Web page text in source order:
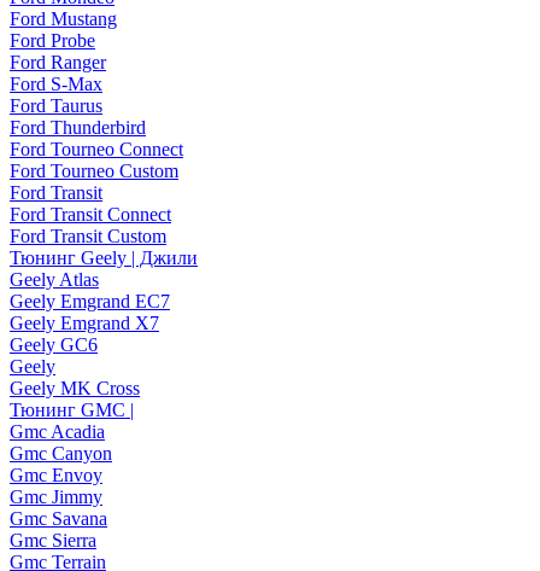
Ford Mustang
Ford Probe
Ford Ranger
Ford S-Max
Ford Taurus
Ford Thunderbird
Ford Tourneo Connect
Ford Tourneo Custom
Ford Transit
Ford Transit Connect
Ford Transit Custom
Тюнинг Geely | Джили
Geely Atlas
Geely Emgrand EC7
Geely Emgrand X7
Geely GC6
Geely
Geely MK Cross
Тюнинг GMC |
Gmc Acadia
Gmc Canyon
Gmc Envoy
Gmc Jimmy
Gmc Savana
Gmc Sierra
Gmc Terrain